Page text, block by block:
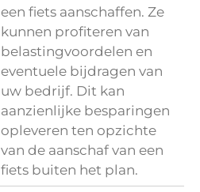
een fiets aanschaffen. Ze
kunnen profiteren van
belastingvoordelen en
eventuele bijdragen van
uw bedrijf. Dit kan
aanzienlijke besparingen
opleveren ten opzichte
van de aanschaf van een
fiets buiten het plan.